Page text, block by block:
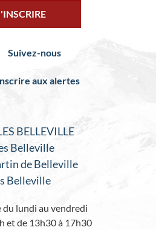
Suivez-nous
aux alertes
BELLEVILLE
Belleville
de Belleville
Belleville
lundi au vendredi
et de 13h30 à 17h30